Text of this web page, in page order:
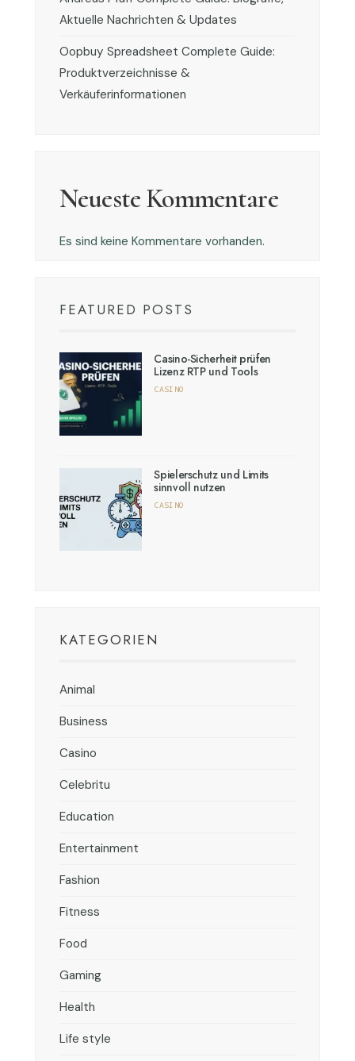
Aktuelle Nachrichten & Updates
Oopbuy Spreadsheet Complete Guide:
Produktverzeichnisse &
Verkäuferinformationen
Neueste Kommentare
Es sind keine Kommentare vorhanden.
FEATURED POSTS
Casino-Sicherheit prüfen
Lizenz RTP und Tools
CASINO
Spielerschutz und Limits
sinnvoll nutzen
CASINO
KATEGORIEN
Animal
Business
Casino
Celebritu
Education
Entertainment
Fashion
Fitness
Food
Gaming
Health
Life style